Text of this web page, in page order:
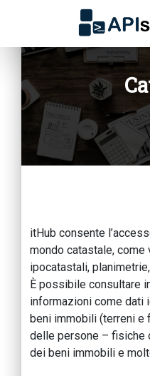
itHub consente
mondo catastale, come
ipocatastali,
È possibile consultare
informazioni come dati
beni immobili (terreni e
delle persone – fisiche
dei beni immobili e